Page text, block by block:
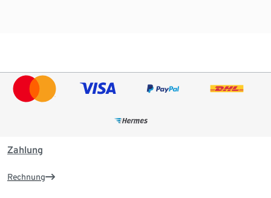
Zahlung
Rechnung